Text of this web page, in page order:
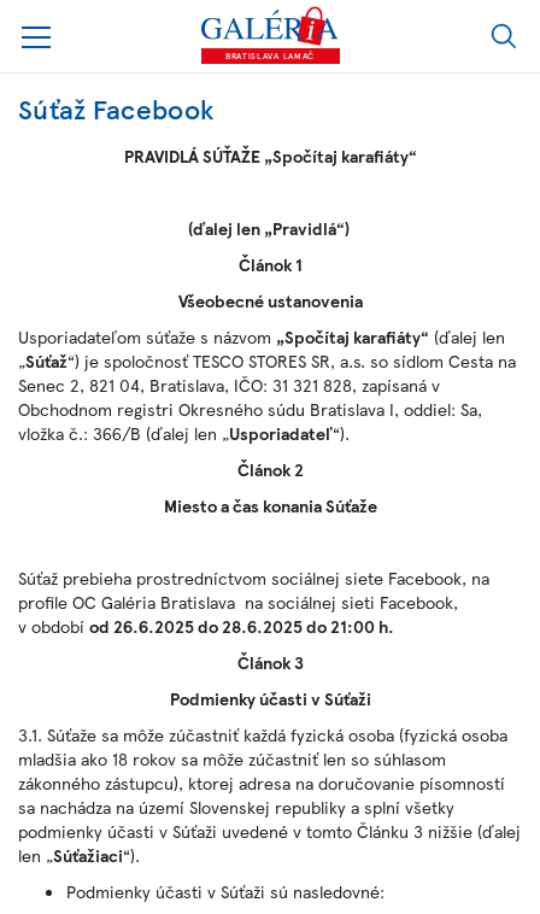
BRATISLAVA LAMAČ
Súťaž Facebook
PRAVIDLÁ SÚŤAŽE „Spočítaj karafiáty“
(ďalej len „Pravidlá“)
Článok 1
Všeobecné ustanovenia
Usporiadateľom súťaže s názvom „Spočítaj karafiáty“ (ďalej len
„Súťaž“) je spoločnosť TESCO STORES SR, a.s. so sídlom Cesta na
Senec 2, 821 04, Bratislava, IČO: 31 321 828, zapísaná v
Obchodnom registri Okresného súdu Bratislava I, oddiel: Sa,
vložka č.: 366/B (ďalej len „Usporiadateľ“).
Článok 2
Miesto a čas konania Súťaže
Súťaž prebieha prostredníctvom sociálnej siete Facebook, na
profile OC Galéria Bratislava na sociálnej sieti Facebook,
v období od 26.6.2025 do 28.6.2025 do 21:00 h.
Článok 3
Podmienky účasti v Súťaži
3.1. Súťaže sa môže zúčastniť každá fyzická osoba (fyzická osoba
mladšia ako 18 rokov sa môže zúčastniť len so súhlasom
zákonného zástupcu), ktorej adresa na doručovanie písomností
sa nachádza na území Slovenskej republiky a splní všetky
podmienky účasti v Súťaži uvedené v tomto Článku 3 nižšie (ďalej
len „Súťažiaci“).
Podmienky účasti v Súťaži sú nasledovné: